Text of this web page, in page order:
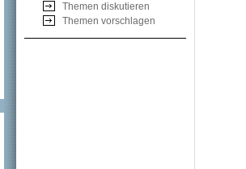
Themen diskutieren
Themen vorschlagen